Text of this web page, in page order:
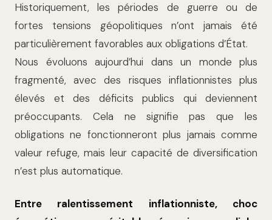
Historiquement, les périodes de guerre ou de
fortes tensions géopolitiques n’ont jamais été
particulièrement favorables aux obligations d’État.
Nous évoluons aujourd’hui dans un monde plus
fragmenté, avec des risques inflationnistes plus
élevés et des déficits publics qui deviennent
préoccupants. Cela ne signifie pas que les
obligations ne fonctionneront plus jamais comme
valeur refuge, mais leur capacité de diversification
n’est plus automatique.
Entre ralentissement inflationniste, choc